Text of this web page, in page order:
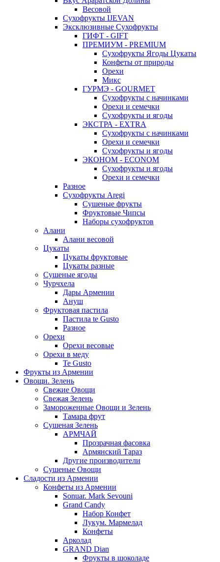
Весовой
Сухофрукты IJEVAN
Эксклюзивные Сухофрукты
ГИФТ - GIFT
ПРЕМИУМ - PREMIUM
Сухофрукты Ягоды Цукаты
Конфеты от природы
Орехи
Микс
ГУРМЭ - GOURMET
Сухофрукты с начинками
Орехи и семечки
Сухофрукты и ягоды
ЭКСТРА - EXTRA
Сухофрукты с начинками
Орехи и семечки
Сухофрукты и ягоды
ЭКОНОМ - ECONOM
Сухофрукты и ягоды
Орехи и семечки
Разное
Сухофрукты Aregi
Сушеные фрукты
Фруктовые Чипсы
Наборы сухофруктов
Алани
Алани весовой
Цукаты
Цукаты фруктовые
Цукаты разные
Сушеные ягоды
Чурчхела
Дары Армении
Ануш
Фруктовая пастила
Пастила te Gusto
Разное
Орехи
Орехи весовые
Орехи в меду
Te Gusto
Фрукты из Армении
Овощи. Зелень
Свежие Овощи
Свежая Зелень
Замороженные Овощи и Зелень
Тамара фрут
Сушеная Зелень
АРМЧАЙ
Прозрачная фасовка
Армянский Тараз
Другие производители
Сушеные Овощи
Сладости из Армении
Конфеты из Армении
Sonuar. Mark Sevouni
Grand Candy
Набор Конфет
Лукум. Мармелад
Конфеты
Арколад
GRAND Dian
Фрукты в шоколаде